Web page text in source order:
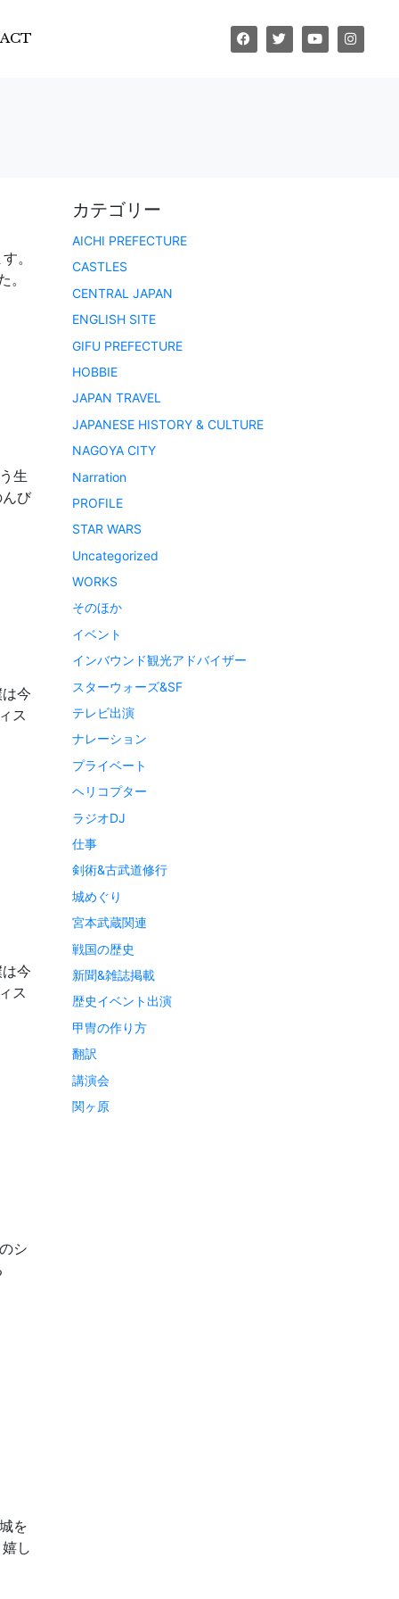
。
生
び
今
ス
今
ス
シ
を
し
カテゴリー
AICHI PREFECTURE
CASTLES
CENTRAL JAPAN
ENGLISH SITE
GIFU PREFECTURE
HOBBIE
JAPAN TRAVEL
JAPANESE HISTORY & CULTURE
NAGOYA CITY
Narration
PROFILE
STAR WARS
Uncategorized
WORKS
そのほか
イベント
インバウンド観光アドバイザー
スターウォーズ&SF
テレビ出演
ナレーション
プライベート
ヘリコプター
ラジオDJ
仕事
剣術&古武道修行
城めぐり
宮本武蔵関連
戦国の歴史
新聞&雑誌掲載
歴史イベント出演
甲冑の作り方
翻訳
講演会
関ヶ原